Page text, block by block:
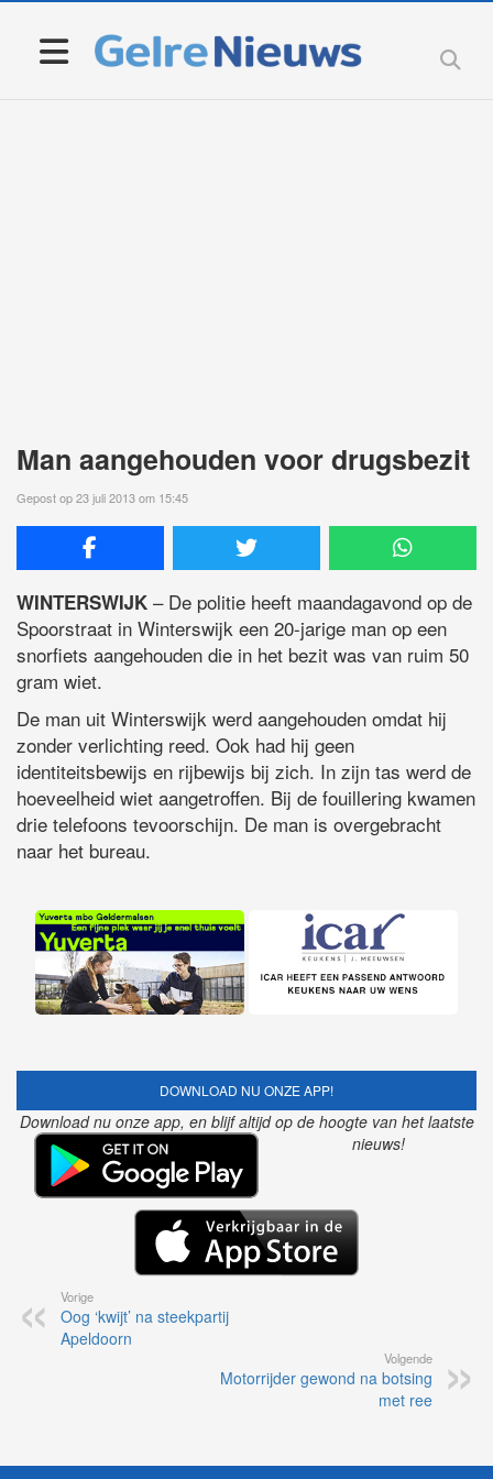
Man aangehouden voor drugsbezit
Gepost op 23 juli 2013 om 15:45
WINTERSWIJK – De politie heeft maandagavond op de
Spoorstraat in Winterswijk een 20-jarige man op een
snorfiets aangehouden die in het bezit was van ruim 50
gram wiet.
De man uit Winterswijk werd aangehouden omdat hij
zonder verlichting reed. Ook had hij geen
identiteitsbewijs en rijbewijs bij zich. In zijn tas werd de
hoeveelheid wiet aangetroffen. Bij de fouillering kwamen
drie telefoons tevoorschijn. De man is overgebracht
naar het bureau.
DOWNLOAD NU ONZE APP!
Download nu onze app, en blijf altijd op de hoogte van het laatste
nieuws!
Vorige
Oog ‘kwijt’ na steekpartij
Apeldoorn
Volgende
Motorrijder gewond na botsing
met ree